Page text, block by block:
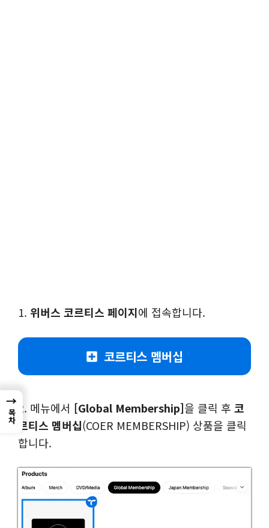
1. 위버스 코르티스 페이지에 접속합니다.
코르티스 멤버십
2. 메뉴에서 [Global Membership]을 클릭 후 코
르티스 멤버십(COER MEMBERSHIP) 상품을 클릭
합니다.
→
목차